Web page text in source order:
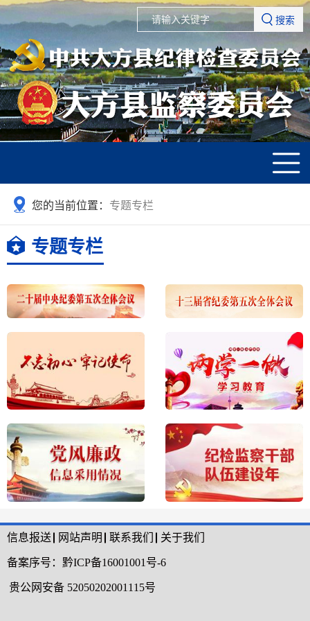
搜索
您的当前位置： 专题专栏
专题专栏
信息报送 网站声明 联系我们 关于我们
备案序号： 黔ICP备16001001号-6
贵公网安备 52050202001115号